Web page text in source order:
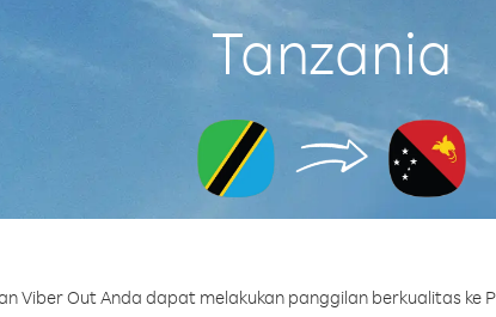
Tanzania
Viber Out Anda dapat melakukan panggilan berkualitas ke